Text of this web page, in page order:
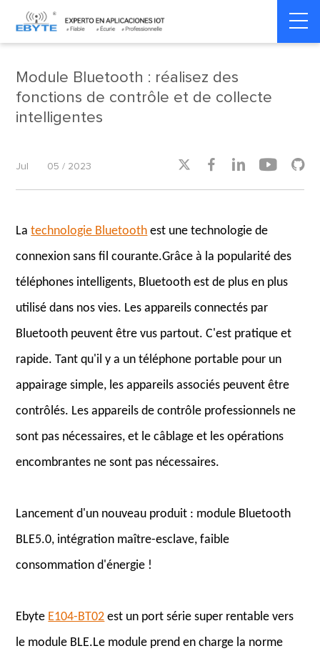
Home > Industry dynamics > Industry dynamics
Module Bluetooth : réalisez des
fonctions de contrôle et de collecte
intelligentes
Jul 05 / 2023     
Latechnologie Bluetooth est une technologie de
connexion sans fil courante.Grâce à la popularité des
téléphones intelligents, Bluetooth est de plus en plus
utilisé dans nos vies. Les appareils connectés par
Bluetooth peuvent être vus partout. C'est pratique et
rapide. Tant qu'il y a un téléphone portable pour un
appairage simple, les appareils associés peuvent être
contrôlés. Les appareils de contrôle professionnels ne
sont pas nécessaires, et le câblage et les opérations
encombrantes ne sont pas nécessaires.
Lancement d'un nouveau produit : module Bluetooth
BLE5.0, intégration maître-esclave, faible
consommation d'énergie !
Ebyte E104-BT02 est un port série super rentable vers
le module BLE.Le module prend en charge la norme